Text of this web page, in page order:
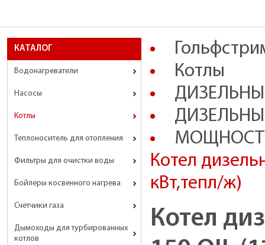
КАТАЛОГ
Водонагреватели
Насосы
Котлы
Теплоноситель для отопления
Фильтры для очистки воды
Бойлеры косвенного нагрева
Счетчики газа
Дымоходы для турбированных
котлов
Котлы
Котел
кВт,тепл/ж)
Котел